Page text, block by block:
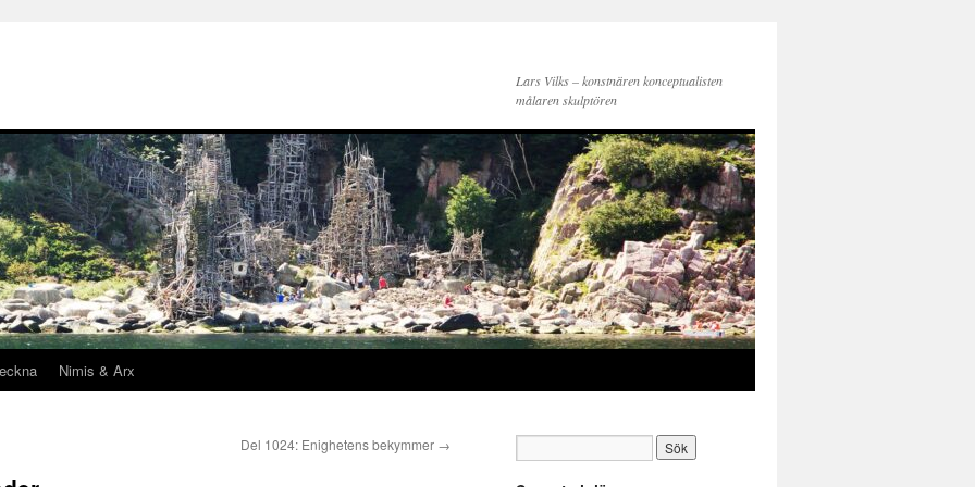
Lars Vilks – konstnären konceptualisten
målaren skulptören
Nimis & Arx
Del 1024: Enighetens bekymmer →